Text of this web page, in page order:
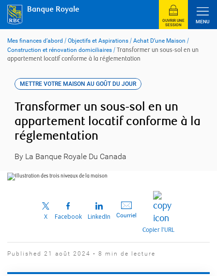
content
Banque Royale
OUVRIR UNE
SESSION
MENU
Mes finances d’abord / Objectifs et Aspirations / Achat D’une Maison /
Construction et rénovation domiciliaires / Transformer un sous-sol en un
appartement locatif conforme à la réglementation
METTRE VOTRE MAISON AU GOÛT DU JOUR
Transformer un sous-sol en un
appartement locatif conforme à la
réglementation
By La Banque Royale Du Canada
X Facebook LinkedIn Courriel
Copier l’URL
Published 21 août 2024 • 8 min de lecture